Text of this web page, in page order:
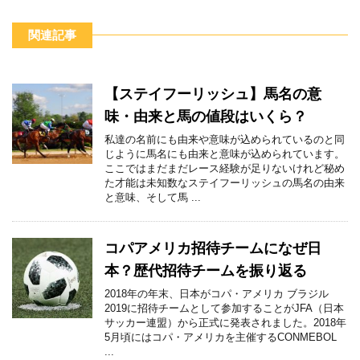
関連記事
【ステイフーリッシュ】馬名の意
味・由来と馬の値段はいくら？
私達の名前にも由来や意味が込められているのと同
じように馬名にも由来と意味が込められています。
ここではまだまだレース経験が足りないけれど秘め
た才能は未知数なステイフーリッシュの馬名の由来
と意味、そして馬 ...
コパアメリカ招待チームになぜ日
本？歴代招待チームを振り返る
2018年の年末、日本がコパ・アメリカ ブラジル
2019に招待チームとして参加することがJFA（日本
サッカー連盟）から正式に発表されました。2018年
5月頃にはコパ・アメリカを主催するCONMEBOL
...